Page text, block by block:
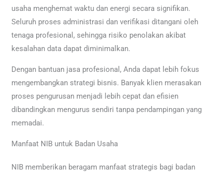
usaha menghemat waktu dan energi secara signifikan.
Seluruh proses administrasi dan verifikasi ditangani oleh
tenaga profesional, sehingga risiko penolakan akibat
kesalahan data dapat diminimalkan.
Dengan bantuan jasa profesional, Anda dapat lebih fokus
mengembangkan strategi bisnis. Banyak klien merasakan
proses pengurusan menjadi lebih cepat dan efisien
dibandingkan mengurus sendiri tanpa pendampingan yang
memadai.
Manfaat NIB untuk Badan Usaha
NIB memberikan beragam manfaat strategis bagi badan